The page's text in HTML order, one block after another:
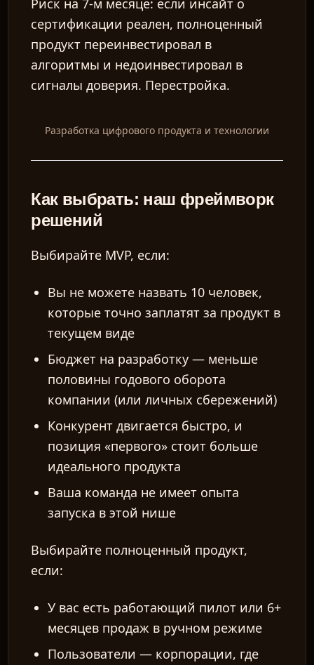
Риск на 7-м месяце: если инсайт о
сертификации реален, полноценный
продукт переинвестировал в
алгоритмы и недоинвестировал в
сигналы доверия. Перестройка.
Разработка цифрового продукта и технологии
Как выбрать: наш фреймворк
решений
Выбирайте MVP, если:
Вы не можете назвать 10 человек,
которые точно заплатят за продукт в
текущем виде
Бюджет на разработку — меньше
половины годового оборота
компании (или личных сбережений)
Конкурент двигается быстро, и
позиция «первого» стоит больше
идеального продукта
Ваша команда не имеет опыта
запуска в этой нише
Выбирайте полноценный продукт,
если:
У вас есть работающий пилот или 6+
месяцев продаж в ручном режиме
Пользователи — корпорации, где